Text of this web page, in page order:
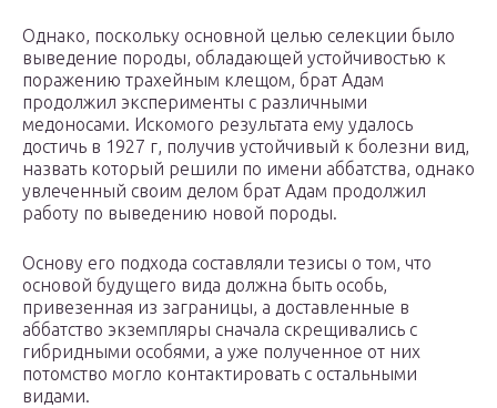
Однако, поскольку основной целью селекции было
выведение породы, обладающей устойчивостью к
поражению трахейным клещом, брат Адам
продолжил эксперименты с различными
медоносами. Искомого результата ему удалось
достичь в 1927 г, получив устойчивый к болезни вид,
назвать который решили по имени аббатства, однако
увлеченный своим делом брат Адам продолжил
работу по выведению новой породы.
Основу его подхода составляли тезисы о том, что
основой будущего вида должна быть особь,
привезенная из заграницы, а доставленные в
аббатство экземпляры сначала скрещивались с
гибридными особями, а уже полученное от них
потомство могло контактировать с остальными
видами.